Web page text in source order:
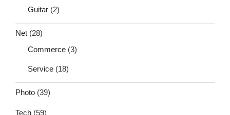
Guitar (2)
Net (28)
Commerce (3)
Service (18)
Photo (39)
Tech (59)